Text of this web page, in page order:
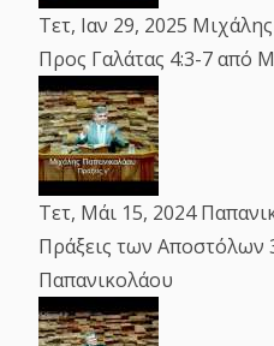
Τετ, Ιαν 29, 2025
Προς Γαλάτας 4:3-7από
Τετ, Μάι 15, 2024
Πράξεις των Αποστόλων
Παπανικολάου